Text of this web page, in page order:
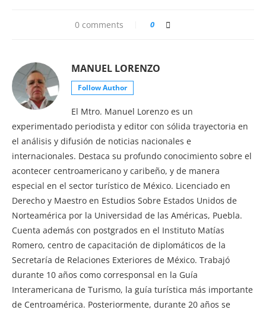
0 comments 0
MANUEL LORENZO
Follow Author
El Mtro. Manuel Lorenzo es un
experimentado periodista y editor con sólida trayectoria en
el análisis y difusión de noticias nacionales e
internacionales. Destaca su profundo conocimiento sobre el
acontecer centroamericano y caribeño, y de manera
especial en el sector turístico de México. Licenciado en
Derecho y Maestro en Estudios Sobre Estados Unidos de
Norteamérica por la Universidad de las Américas, Puebla.
Cuenta además con postgrados en el Instituto Matías
Romero, centro de capacitación de diplomáticos de la
Secretaría de Relaciones Exteriores de México. Trabajó
durante 10 años como corresponsal en la Guía
Interamericana de Turismo, la guía turística más importante
de Centroamérica. Posteriormente, durante 20 años se